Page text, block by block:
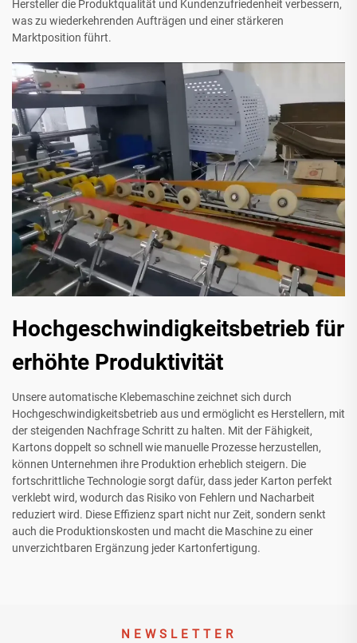
Hersteller die Produktqualität und Kundenzufriedenheit verbessern,
was zu wiederkehrenden Aufträgen und einer stärkeren
Marktposition führt.
Hochgeschwindigkeitsbetrieb für
erhöhte Produktivität
Unsere automatische Klebemaschine zeichnet sich durch
Hochgeschwindigkeitsbetrieb aus und ermöglicht es Herstellern, mit
der steigenden Nachfrage Schritt zu halten. Mit der Fähigkeit,
Kartons doppelt so schnell wie manuelle Prozesse herzustellen,
können Unternehmen ihre Produktion erheblich steigern. Die
fortschrittliche Technologie sorgt dafür, dass jeder Karton perfekt
verklebt wird, wodurch das Risiko von Fehlern und Nacharbeit
reduziert wird. Diese Effizienz spart nicht nur Zeit, sondern senkt
auch die Produktionskosten und macht die Maschine zu einer
unverzichtbaren Ergänzung jeder Kartonfertigung.
NEWSLETTER